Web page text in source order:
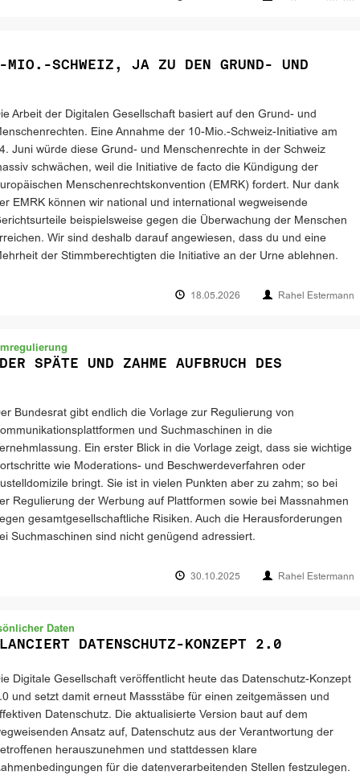
SCHWEIZ, JA ZU DEN GRUND- UND
Arbeit der Digitalen Gesellschaft basiert auf den Grund- und
Eine Annahme der 10-Mio.-Schweiz-Initiative am
Juni würde diese Grund- und Menschenrechte in der Schweiz
schwächen, weil die Initiative de facto die Kündigung der
Menschenrechtskonvention (EMRK) fordert. Nur dank
EMRK können wir national und international wegweisende
beispielsweise gegen die Überwachung der Menschen
Wir sind deshalb darauf angewiesen, dass du und eine
der Stimmberechtigten die Initiative an der Urne ablehnen.
18.05.2026 Rahel Estermann
SPÄTE UND ZAHME AUFBRUCH DES
Bundesrat gibt endlich die Vorlage zur Regulierung von
und Suchmaschinen in die
Ein erster Blick in die Vorlage zeigt, dass sie wichtige
wie Moderations- und Beschwerdeverfahren oder
bringt. Sie ist in vielen Punkten aber zu zahm; so bei
Regulierung der Werbung auf Plattformen sowie bei Massnahmen
gesamtgesellschaftliche Risiken. Auch die Herausforderungen
Suchmaschinen sind nicht genügend adressiert.
30.10.2025 Rahel Estermann
Daten
DATENSCHUTZ-KONZEPT 2.0
Digitale Gesellschaft veröffentlicht heute das Datenschutz-Konzept
und setzt damit erneut Massstäbe für einen zeitgemässen und
Datenschutz. Die aktualisierte Version baut auf dem
Ansatz auf, Datenschutz aus der Verantwortung der
herauszunehmen und stattdessen klare
für die datenverarbeitenden Stellen festzulegen.